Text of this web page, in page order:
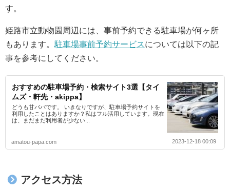
す。
姫路市立動物園周辺には、事前予約できる駐車場が何ヶ所
もあります。 駐車場事前予約サービスについては以下の記
事を参考にしてください。
おすすめの駐車場予約・検索サイト3選【タイ
ムズ・軒先・akippa】
どうも甘パパです。 いきなりですが、駐車場予約サイトを
利用したことはありますか？私はフル活用しています。現在
は、まだまだ利用者が少ない...
amatou-papa.com 2023-12-18 00:09
アクセス方法